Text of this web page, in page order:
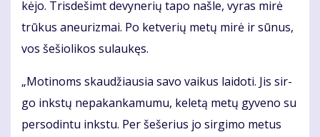
kė­jo. Tris­de­šimt de­vy­ne­rių ta­po naš­le, vy­ras mi­rė
trū­kus aneu­riz­mai. Po ket­ve­rių me­tų mi­rė ir sū­nus,
vos še­šio­li­kos su­lau­kęs.
„Mo­ti­noms skau­džiau­sia sa­vo vai­kus lai­do­ti. Jis sir­
go inks­tų ne­pa­kan­ka­mu­mu, ke­le­tą me­tų gy­ve­no su
per­so­din­tu inks­tu. Per še­še­rius jo sir­gi­mo me­tus